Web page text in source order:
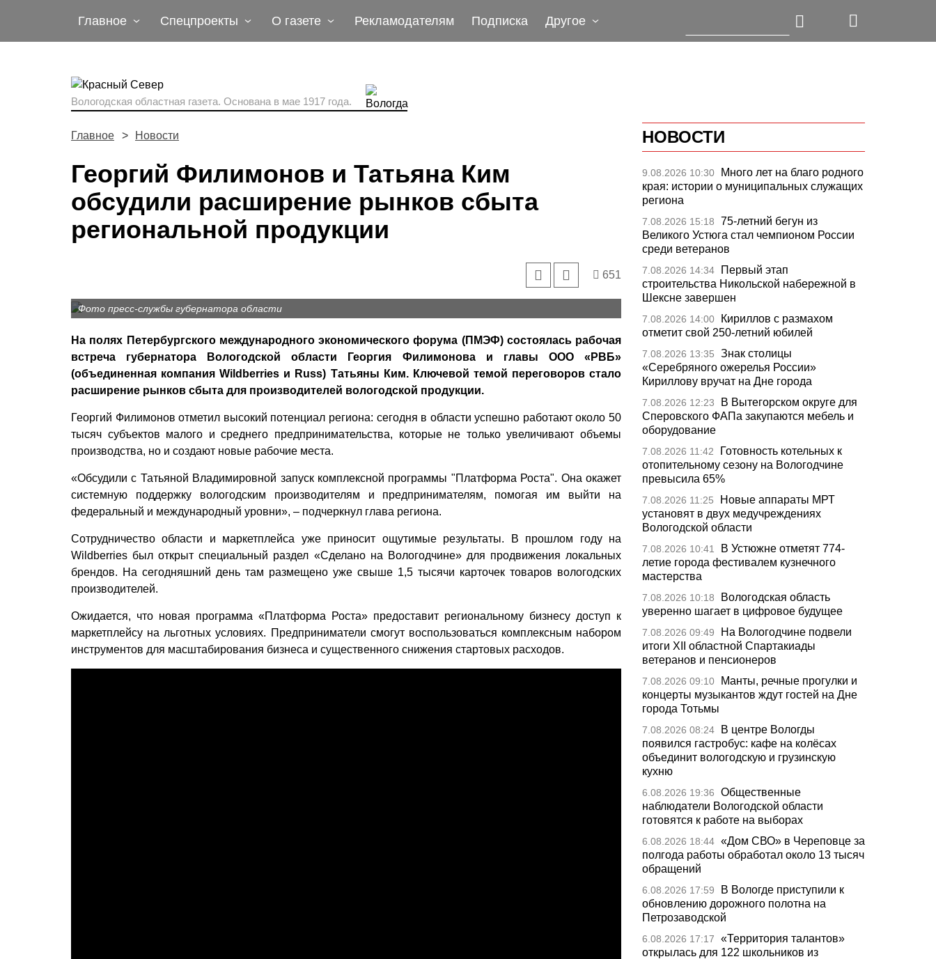
Главное Спецпроекты О газете Рекламодателям Подписка Другое
Вологодская областная газета. Основана в мае 1917 года.
Главное Новости
Георгий Филимонов и Татьяна Ким
обсудили расширение рынков сбыта
региональной продукции
651
Фото пресс-службы губернатора области
На полях Петербургского международного экономического форума (ПМЭФ) состоялась рабочая
встреча губернатора Вологодской области Георгия Филимонова и главы ООО «РВБ»
(объединенная компания Wildberries и Russ) Татьяны Ким. Ключевой темой переговоров стало
расширение рынков сбыта для производителей вологодской продукции.
Георгий Филимонов отметил высокий потенциал региона: сегодня в области успешно работают около 50
тысяч субъектов малого и среднего предпринимательства, которые не только увеличивают объемы
производства, но и создают новые рабочие места.
«Обсудили с Татьяной Владимировной запуск комплексной программы "Платформа Роста". Она окажет
системную поддержку вологодским производителям и предпринимателям, помогая им выйти на
федеральный и международный уровни», – подчеркнул глава региона.
Сотрудничество области и маркетплейса уже приносит ощутимые результаты. В прошлом году на
Wildberries был открыт специальный раздел «Сделано на Вологодчине» для продвижения локальных
брендов. На сегодняшний день там размещено уже свыше 1,5 тысячи карточек товаров вологодских
производителей.
Ожидается, что новая программа «Платформа Роста» предоставит региональному бизнесу доступ к
маркетплейсу на льготных условиях. Предприниматели смогут воспользоваться комплексным набором
инструментов для масштабирования бизнеса и существенного снижения стартовых расходов.
НОВОСТИ
9.08.2026 10:30
Много лет на благо родного
края: истории о муниципальных служащих
региона
7.08.2026 15:18
75-летний бегун из
Великого Устюга стал чемпионом России
среди ветеранов
7.08.2026 14:34
Первый этап
строительства Никольской набережной в
Шексне завершен
7.08.2026 14:00
Кириллов с размахом
отметит свой 250-летний юбилей
7.08.2026 13:35
Знак столицы
«Серебряного ожерелья России»
Кириллову вручат на Дне города
7.08.2026 12:23
В Вытегорском округе для
Сперовского ФАПа закупаются мебель и
оборудование
7.08.2026 11:42
Готовность котельных к
отопительному сезону на Вологодчине
превысила 65%
7.08.2026 11:25
Новые аппараты МРТ
установят в двух медучреждениях
Вологодской области
7.08.2026 10:41
В Устюжне отметят 774-
летие города фестивалем кузнечного
мастерства
7.08.2026 10:18
Вологодская область
уверенно шагает в цифровое будущее
7.08.2026 09:49
На Вологодчине подвели
итоги XII областной Спартакиады
ветеранов и пенсионеров
7.08.2026 09:10
Манты, речные прогулки и
концерты музыкантов ждут гостей на Дне
города Тотьмы
7.08.2026 08:24
В центре Вологды
появился гастробус: кафе на колёсах
объединит вологодскую и грузинскую
кухню
6.08.2026 19:36
Общественные
наблюдатели Вологодской области
готовятся к работе на выборах
6.08.2026 18:44 «Дом СВО» в Череповце за
полгода работы обработал около 13 тысяч
обращений
6.08.2026 17:59
В Вологде приступили к
обновлению дорожного полотна на
Петрозаводской
6.08.2026 17:17
«Территория талантов»
открылась для 122 школьников из